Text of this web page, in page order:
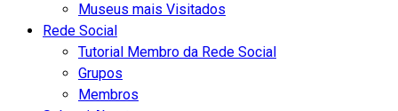
Museus mais Visitados
Rede Social
Tutorial Membro da Rede Social
Grupos
Membros